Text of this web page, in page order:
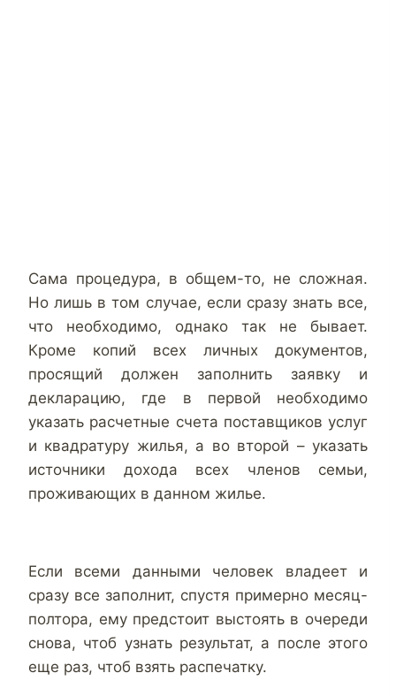
Сама процедура, в общем-то, не сложная.
Но лишь в том случае, если сразу знать все,
что необходимо, однако так не бывает.
Кроме копий всех личных документов,
просящий должен заполнить заявку и
декларацию, где в первой необходимо
указать расчетные счета поставщиков услуг
и квадратуру жилья, а во второй – указать
источники дохода всех членов семьи,
проживающих в данном жилье.
Если всеми данными человек владеет и
сразу все заполнит, спустя примерно месяц-
полтора, ему предстоит выстоять в очереди
снова, чтоб узнать результат, а после этого
еще раз, чтоб взять распечатку.